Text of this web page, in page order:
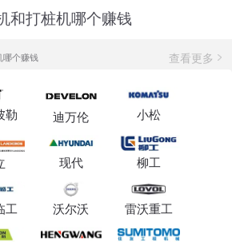
和打桩机哪个赚钱
哪个赚钱 查看更多
勒 迪万伦 小松
现代 柳工
工 沃尔沃 雷沃重工